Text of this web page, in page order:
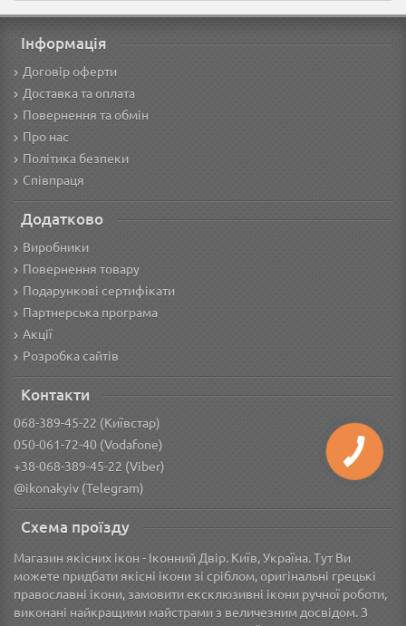
Інформація
Договір оферти
Доставка та оплата
Повернення та обмін
Про нас
Політика безпеки
Співпраця
Додатково
Виробники
Повернення товару
Подарункові сертифікати
Партнерська програма
Акції
Розробка сайтів
Контакти
068-389-45-22 (Київстар)
050-061-72-40 (Vodafone)
+38-068-389-45-22 (Viber)
@ikonakyiv (Telegram)
Схема проїзду
Магазин якісних ікон - Іконний Двір. Київ, Україна. Тут Ви
можете придбати якісні ікони зі сріблом, оригінальні грецькі
православні ікони, замовити ексклюзивні ікони ручної роботи,
виконані найкращими майстрами з величезним досвідом. З